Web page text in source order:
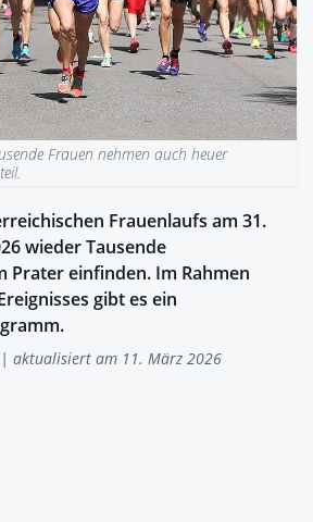
Frauen nehmen auch heuer
Frauenlaufs am 31.
wieder Tausende
Prater einfinden. Im Rahmen
gibt es ein
| aktualisiert am 11. März 2026